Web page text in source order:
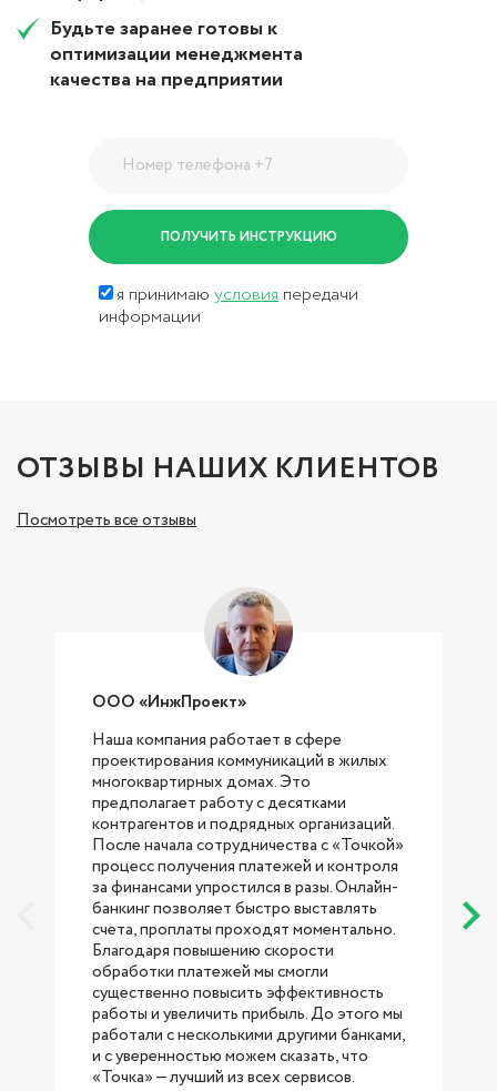
Будьте заранее готовы к
оптимизации менеджмента
качества на предприятии
я принимаю условия передачи
информации
ОТЗЫВЫ НАШИХ КЛИЕНТОВ
Посмотреть все отзывы
ООО «ИнжПроект»
Наша компания работает в сфере
проектирования коммуникаций в жилых
многоквартирных домах. Это
предполагает работу с десятками
контрагентов и подрядных организаций.
После начала сотрудничества с «Точкой»
процесс получения платежей и контроля
за финансами упростился в разы. Онлайн-
банкинг позволяет быстро выставлять
счета, проплаты проходят моментально.
Благодаря повышению скорости
обработки платежей мы смогли
существенно повысить эффективность
работы и увеличить прибыль. До этого мы
работали с несколькими другими банками,
и с уверенностью можем сказать, что
«Точка» — лучший из всех сервисов.